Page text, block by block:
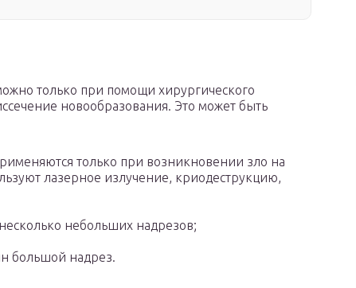
только при помощи хирургического
новообразования. Это может быть
только при возникновении зло на
лазерное излучение, криодеструкцию,
небольших надрезов;
большой надрез.